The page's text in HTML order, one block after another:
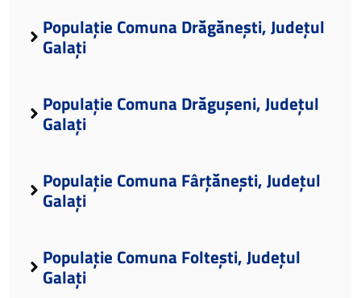
Populație Comuna Drăgănești, Județul
Galați
Populație Comuna Drăgușeni, Județul
Galați
Populație Comuna Fârțănești, Județul
Galați
Populație Comuna Foltești, Județul
Galați